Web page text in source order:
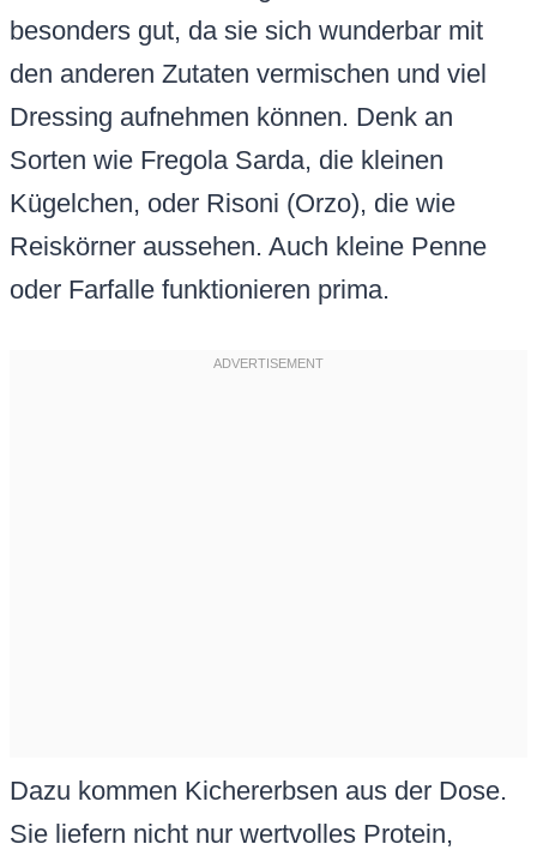
besonders gut, da sie sich wunderbar mit
den anderen Zutaten vermischen und viel
Dressing aufnehmen können. Denk an
Sorten wie Fregola Sarda, die kleinen
Kügelchen, oder Risoni (Orzo), die wie
Reiskörner aussehen. Auch kleine Penne
oder Farfalle funktionieren prima.
Dazu kommen Kichererbsen aus der Dose.
Sie liefern nicht nur wertvolles Protein,